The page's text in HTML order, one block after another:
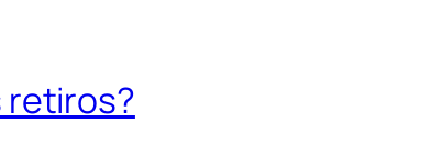
retiros?